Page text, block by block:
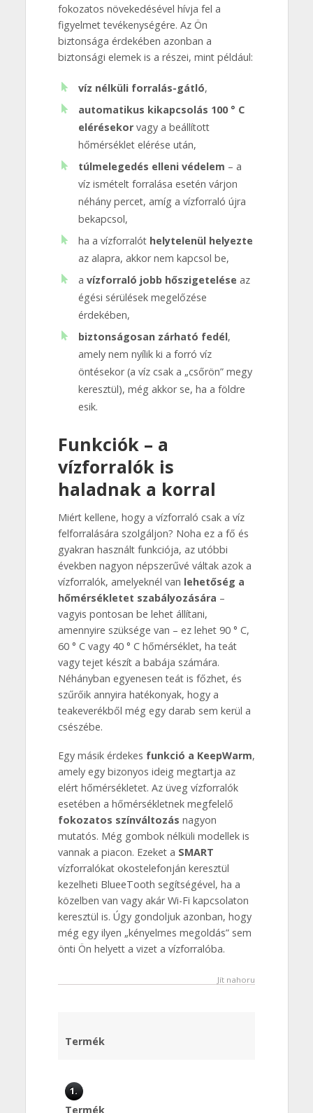
fokozatos növekedésével hívja fel a
figyelmet tevékenységére. Az Ön
biztonsága érdekében azonban a
biztonsági elemek is a részei, mint például:
víz nélküli forralás-gátló,
automatikus kikapcsolás 100 ° C
elérésekorvagy a beállított
hőmérséklet elérése után,
túlmelegedés elleni védelem – a
víz ismételt forralása esetén várjon
néhány percet, amíg a vízforraló újra
bekapcsol,
ha a vízforralót helytelenül helyezte
az alapra, akkor nem kapcsol be,
a vízforraló jobb hőszigetelése az
égési sérülések megelőzése
érdekében,
biztonságosan zárható fedél,
amely nem nyílik ki a forró víz
öntésekor (a víz csak a „csőrön” megy
keresztül), még akkor se, ha a földre
esik.
Funkciók – a
vízforralók is
haladnak a korral
Miért kellene, hogy a vízforraló csak a víz
felforralására szolgáljon? Noha ez a fő és
gyakran használt funkciója, az utóbbi
években nagyon népszerűvé váltak azok a
vízforralók, amelyeknél van lehetőség a
hőmérsékletet szabályozására –
vagyis pontosan be lehet állítani,
amennyire szüksége van – ez lehet 90 ° C,
60 ° C vagy 40 ° C hőmérséklet, ha teát
vagy tejet készít a babája számára.
Néhányban egyenesen teát is főzhet, és
szűrőik annyira hatékonyak, hogy a
teakeverékből még egy darab sem kerül a
csészébe.
Egy másik érdekes funkció a KeepWarm,
amely egy bizonyos ideig megtartja az
elért hőmérsékletet. Az üveg vízforralók
esetében a hőmérsékletnek megfelelő
fokozatos színváltozás nagyon
mutatós. Még gombok nélküli modellek is
vannak a piacon. Ezeket a SMART
vízforralókat okostelefonján keresztül
kezelheti BlueeTooth segítségével, ha a
közelben van vagy akár Wi-Fi kapcsolaton
keresztül is. Úgy gondoljuk azonban, hogy
még egy ilyen „kényelmes megoldás” sem
önti Ön helyett a vizet a vízforralóba.
Jít nahoru
Termék
1.
Termék